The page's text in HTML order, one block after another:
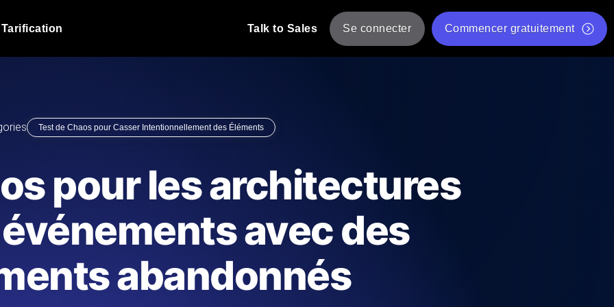
stack technologique.
écrivons les scripts JMeter
et livrons le rapport.
Sondes always-on d'uptime et de performance depuis 25+
emplacements. Détectez les pannes avant vos utilisateurs.
Blog produit
En savoir plus sur le blog
En savoir plus sur le blog
Vérificateur de statut d'API
Liste d'Outils Web Gratuits
Tarification Talk to Sales Se connecter Commencer gratuitement
Test de Chaos pour Casser Intentionnellement des Éléments
pour les architectures
avec des
abandonnés